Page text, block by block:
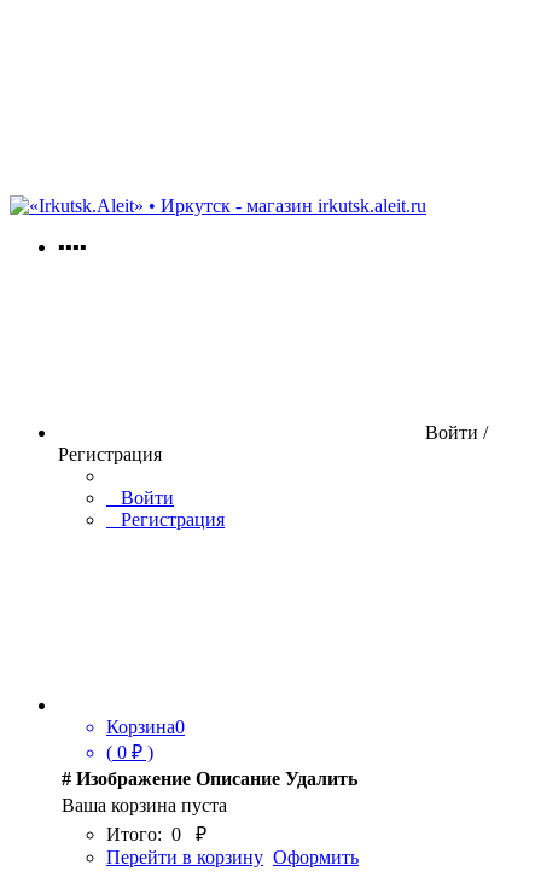
irkutsk.aleit.ru
▪▪▪▪
Войти /
Регистрация
Войти
Регистрация
Корзина0
( 0 ₽ )
# Изображение Описание Удалить
Ваша корзина пуста
Итого: 0
₽
Перейти в корзину Оформить